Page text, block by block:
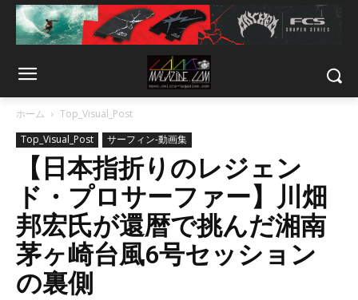
ホーム
Top_Visual_Post
Top_Visual_Post
サーフィン-動画集
【日本指折りのレジェン
ド・プロサーファー】川畑
邦宏氏が還暦で挑んだ湘南
茅ヶ崎台風6号セッション
の裏側